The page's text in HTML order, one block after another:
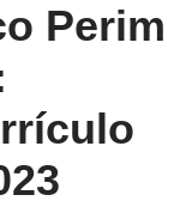
Perim